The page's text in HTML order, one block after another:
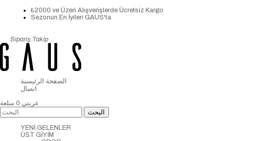
₺2000 ve Üzeri Alışverişlerde Ücretsiz Kargo
Sezonun En İyileri GAUS'ta
Sipariş Takip
الصفحة الرئيسية
اتصال
عربتي 0 سلعة
YENİ GELENLER
ÜST GİYİM